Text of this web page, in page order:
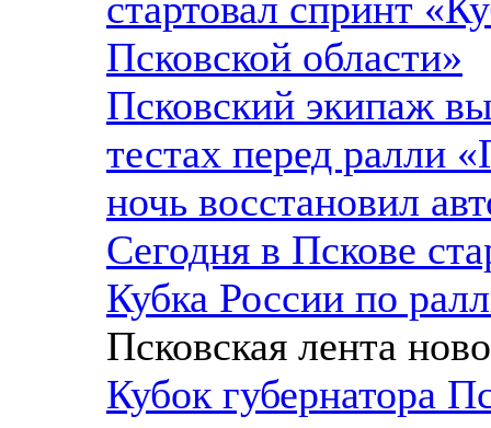
Псковской области»
Псковский экипаж
тестах перед ралли
ночь восстановил
Сегодня в Пскове
Кубка России по
Псковская лента
Кубок губернатора